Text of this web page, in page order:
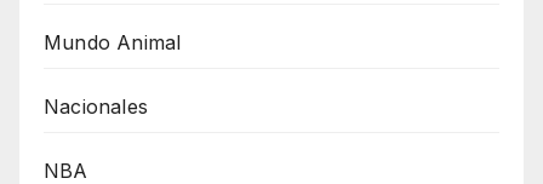
Mundo Animal
Nacionales
NBA